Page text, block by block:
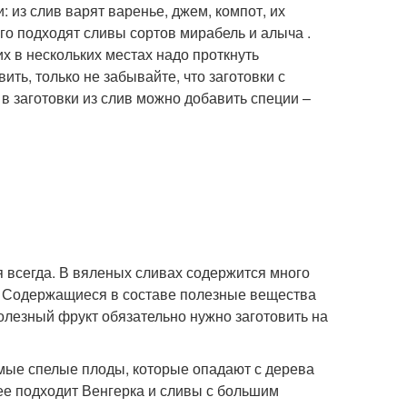
из слив варят варенье, джем, компот, их
подходят сливы сортов мирабель и алыча .
нескольких местах надо проткнуть
только не забывайте, что заготовки с
заготовки из слив можно добавить специи –
В вяленых сливах содержится много
в составе полезные вещества
фрукт обязательно нужно заготовить на
спелые плоды, которые опадают с дерева
подходит Венгерка и сливы с большим